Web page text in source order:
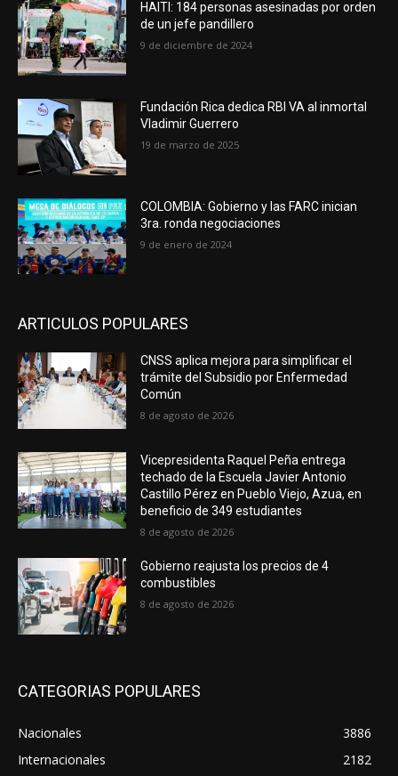
HAITI: 184 personas asesinadas por orden
de un jefe pandillero
9 de diciembre de 2024
Fundación Rica dedica RBI VA al inmortal
Vladimir Guerrero
19 de marzo de 2025
COLOMBIA: Gobierno y las FARC inician
3ra. ronda negociaciones
9 de enero de 2024
ARTICULOS POPULARES
CNSS aplica mejora para simplificar el
trámite del Subsidio por Enfermedad
Común
8 de agosto de 2026
Vicepresidenta Raquel Peña entrega
techado de la Escuela Javier Antonio
Castillo Pérez en Pueblo Viejo, Azua, en
beneficio de 349 estudiantes
8 de agosto de 2026
Gobierno reajusta los precios de 4
combustibles
8 de agosto de 2026
CATEGORIAS POPULARES
Nacionales
3886
Internacionales
2182